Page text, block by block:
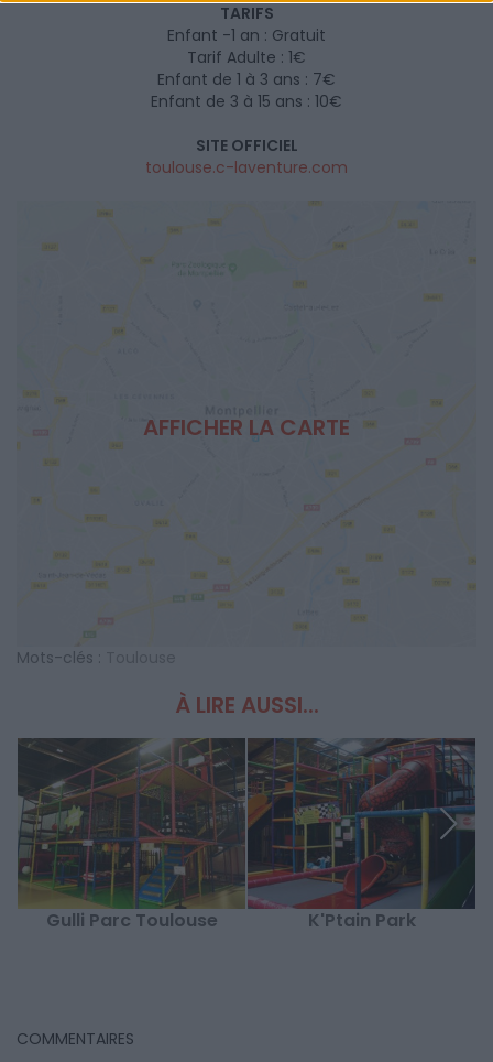
TARIFS
Enfant -1 an : Gratuit
Tarif Adulte : 1€
Enfant de 1 à 3 ans : 7€
Enfant de 3 à 15 ans : 10€
SITE OFFICIEL
toulouse.c-laventure.com
AFFICHER LA CARTE
Mots-clés :
À LIRE AUSSI...
Gulli Parc Toulouse K'Ptain Park
COMMENTAIRES